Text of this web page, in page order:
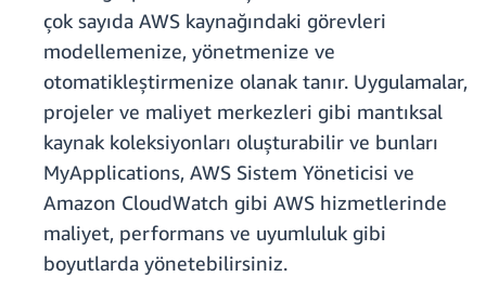
çok sayıda AWS kaynağındaki görevleri
modellemenize, yönetmenize ve
otomatikleştirmenize olanak tanır. Uygulamalar,
projeler ve maliyet merkezleri gibi mantıksal
kaynak koleksiyonları oluşturabilir ve bunları
MyApplications, AWS Sistem Yöneticisi ve
Amazon CloudWatch gibi AWS hizmetlerinde
maliyet, performans ve uyumluluk gibi
boyutlarda yönetebilirsiniz.